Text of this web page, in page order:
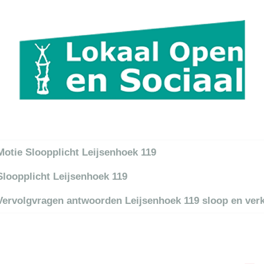
Sloopplicht Leijsenhoek 119
Leijsenhoek 119
antwoorden Leijsenhoek 119 sloop en